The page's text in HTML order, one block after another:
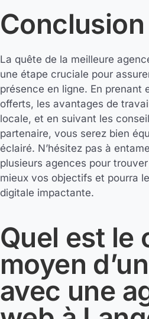
Conclusion
La quête de la meilleure
une étape cruciale pour
présence en ligne. En prenant
offerts, les avantages de
locale, et en suivant les
partenaire, vous serez bien
éclairé. N’hésitez pas à
plusieurs agences pour
mieux vos objectifs et pourra
digitale impactante.
Quel est le
moyen
avec une